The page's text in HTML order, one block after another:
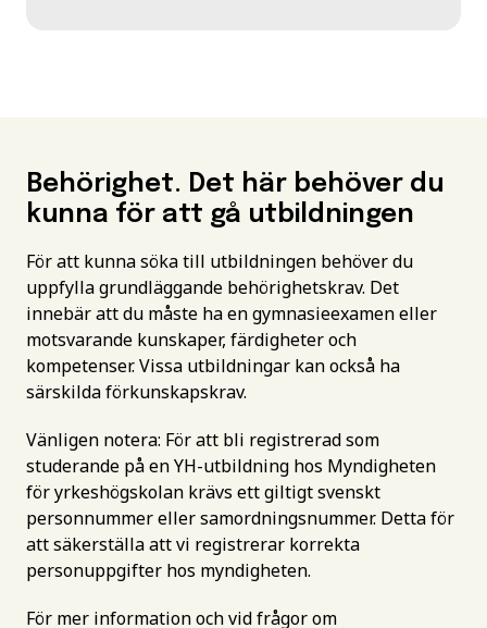
Behörighet. Det här behöver du
kunna för att gå utbildningen
För att kunna söka till utbildningen behöver du
uppfylla grundläggande behörighetskrav. Det
innebär att du måste ha en gymnasieexamen eller
motsvarande kunskaper, färdigheter och
kompetenser. Vissa utbildningar kan också ha
särskilda förkunskapskrav.
Vänligen notera: För att bli registrerad som
studerande på en YH-utbildning hos Myndigheten
för yrkeshögskolan krävs ett giltigt svenskt
personnummer eller samordningsnummer. Detta för
att säkerställa att vi registrerar korrekta
personuppgifter hos myndigheten.
För mer information och vid frågor om